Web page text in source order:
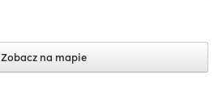
Zobacz na mapie